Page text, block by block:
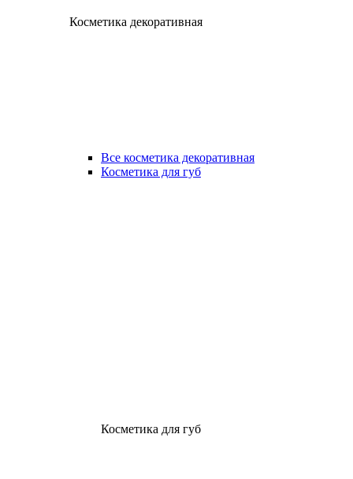
Косметика декоративная
Все косметика декоративная
Косметика для губ
Косметика для губ